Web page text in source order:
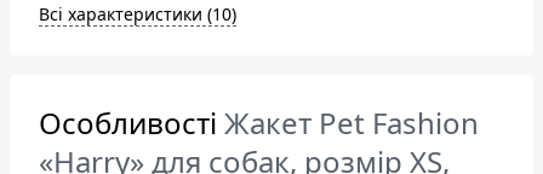
Всі характеристики (10)
Особливості Жакет Pet Fashion
«Harry» для собак, розмір XS,